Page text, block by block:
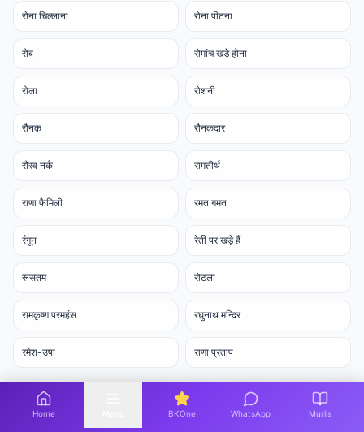
रोना चिल्लाना रोना पीटना
रोब रोमांच खड़े होना
रोला रोशनी
रौनक़ रौनक़दार
रौरव नर्क रामतीर्थ
राणा फैमिली रमत गमत
रंगून रेती पर खड़े हैं
रूसतम रोटला
रामकृष्ण परमहंस रघुनाथ मन्दिर
रमेश-उषा राणा प्रताप
Home BKOne WhatsApp Murlis